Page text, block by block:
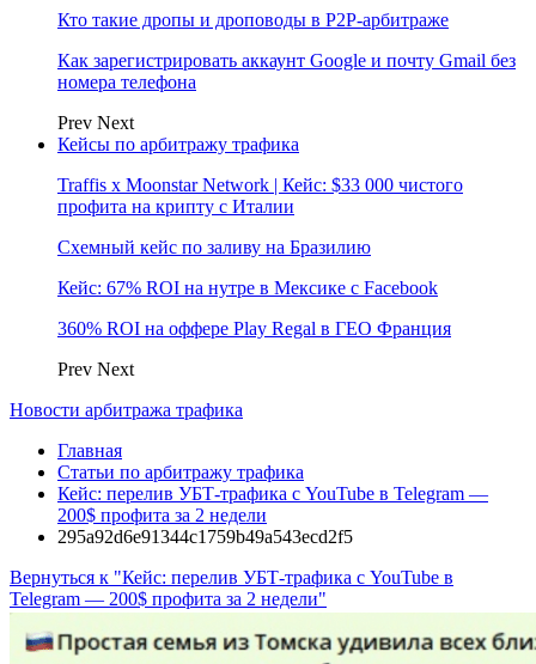
Кто такие дропы и дроповоды в P2P-арбитраже
Как зарегистрировать аккаунт Google и почту Gmail без
номера телефона
Prev Next
Кейсы по арбитражу трафика
Traffis x Moonstar Network | Кейс: $33 000 чистого
профита на крипту с Италии
Схемный кейс по заливу на Бразилию
Кейс: 67% ROI на нутре в Мексике с Facebook
360% ROI на оффере Play Regal в ГЕО Франция
Prev Next
Новости арбитража трафика
Главная
Статьи по арбитражу трафика
Кейс: перелив УБТ-трафика с YouTube в Telegram —
200$ профита за 2 недели
295a92d6e91344c1759b49a543ecd2f5
Вернуться к "Кейс: перелив УБТ-трафика с YouTube в
Telegram — 200$ профита за 2 недели"